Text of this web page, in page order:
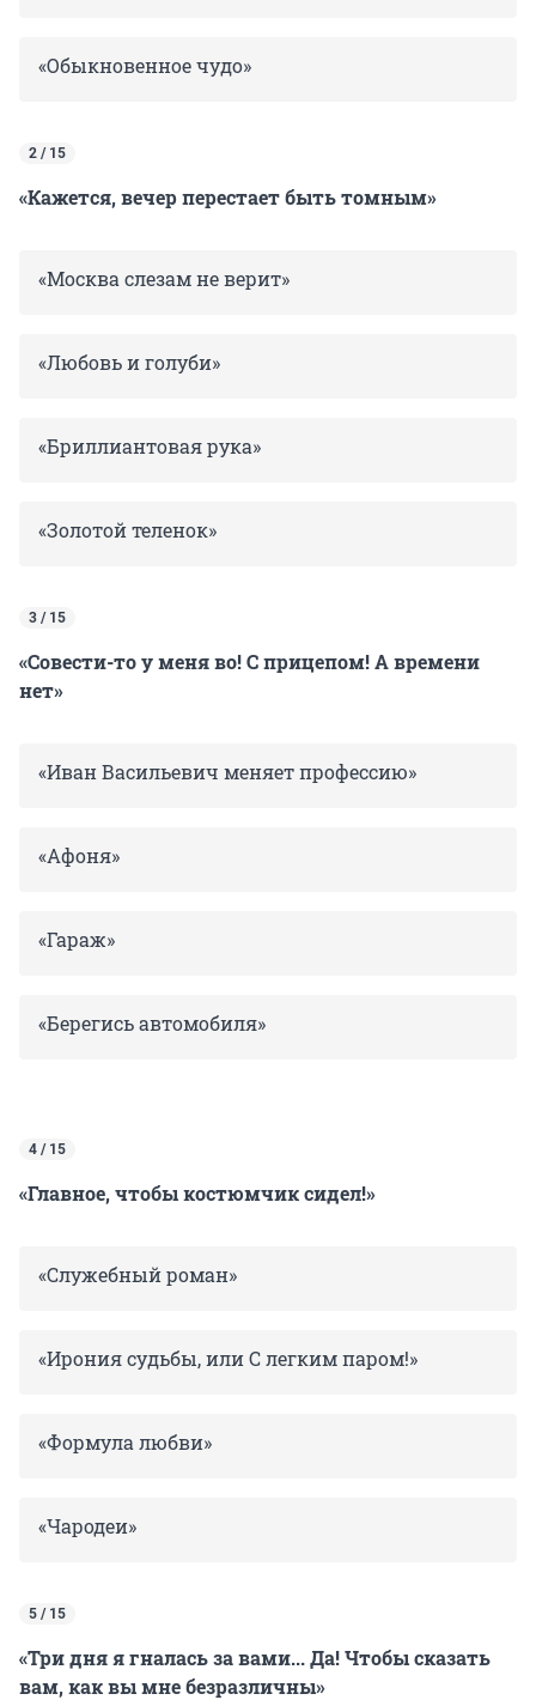
«Обыкновенное чудо»
2 / 15
«Кажется, вечер перестает быть томным»
«Москва слезам не верит»
«Любовь и голуби»
«Бриллиантовая рука»
«Золотой теленок»
3 / 15
«Совести-то у меня во! С прицепом! А времени
нет»
«Иван Васильевич меняет профессию»
«Афоня»
«Гараж»
«Берегись автомобиля»
4 / 15
«Главное, чтобы костюмчик сидел!»
«Служебный роман»
«Ирония судьбы, или С легким паром!»
«Формула любви»
«Чародеи»
5 / 15
«Три дня я гналась за вами... Да! Чтобы сказать
вам, как вы мне безразличны»